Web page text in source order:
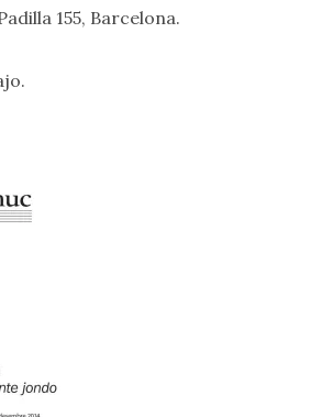
155, Barcelona.